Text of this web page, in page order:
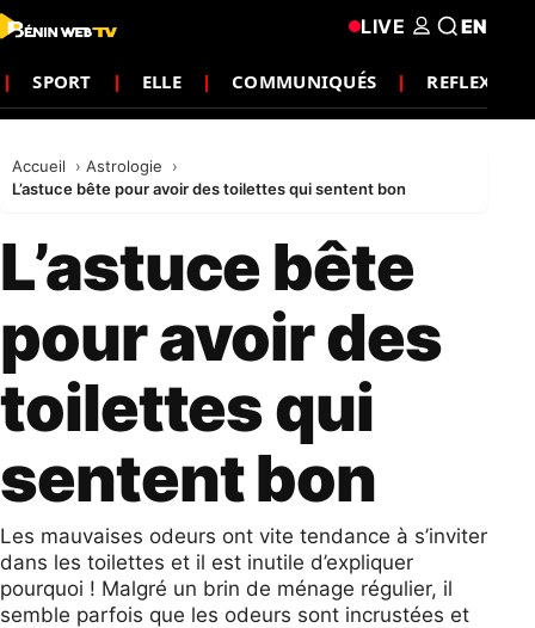
SPORT ELLE COMMUNIQUÉS REFLEXION
LIVE EN
Accueil
Astrologie
L’astuce bête pour avoir des toilettes qui sentent bon
L’astuce bête
pour avoir des
toilettes qui
sentent bon
Les mauvaises odeurs ont vite tendance à s’inviter
dans les toilettes et il est inutile d’expliquer
pourquoi ! Malgré un brin de ménage régulier, il
semble parfois que les odeurs sont incrustées et